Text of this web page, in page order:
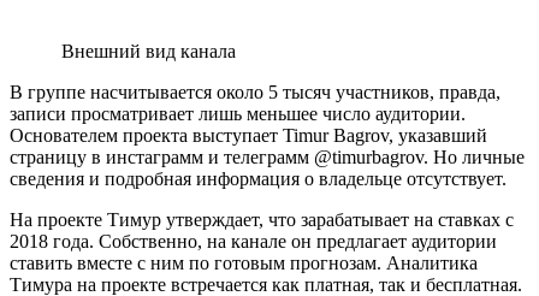
Внешний вид канала
В группе насчитывается около 5 тысяч участников, правда,
записи просматривает лишь меньшее число аудитории.
Основателем проекта выступает Timur Bagrov, указавший
страницу в инстаграмм и телеграмм @timurbagrov. Но личные
сведения и подробная информация о владельце отсутствует.
На проекте Тимур утверждает, что зарабатывает на ставках с
2018 года. Собственно, на канале он предлагает аудитории
ставить вместе с ним по готовым прогнозам. Аналитика
Тимура на проекте встречается как платная, так и бесплатная.